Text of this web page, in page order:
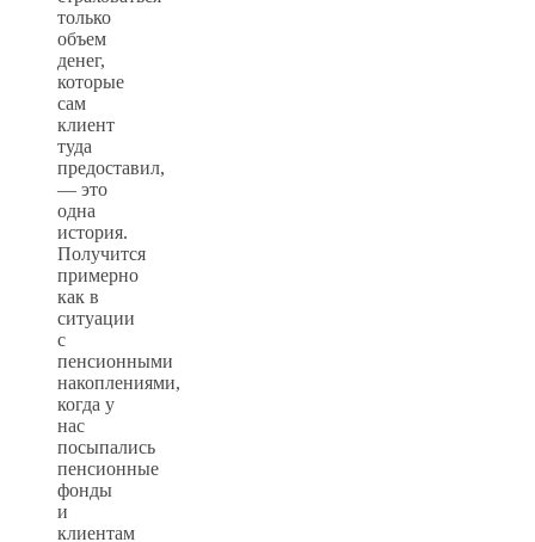
только
объем
денег,
которые
сам
клиент
туда
предоставил,
— это
одна
история.
Получится
примерно
как в
ситуации
с
пенсионными
накоплениями,
когда у
нас
посыпались
пенсионные
фонды
и
клиентам